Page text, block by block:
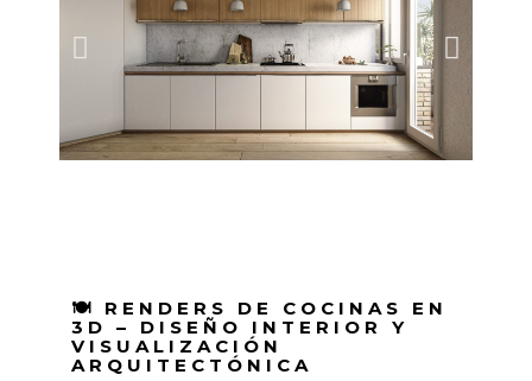
🍽️ RENDERS DE COCINAS EN
3D – DISEÑO INTERIOR Y
VISUALIZACIÓN
ARQUITECTÓNICA